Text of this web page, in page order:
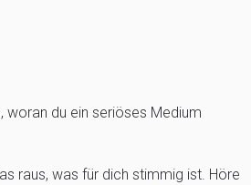
woran du ein seriöses Medium
raus, was für dich stimmig ist. Höre